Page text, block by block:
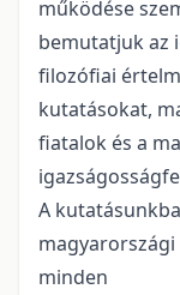
működése
bemutatjuk az
filozófiai
kutatásokat,
fiatalok és a
A
minden